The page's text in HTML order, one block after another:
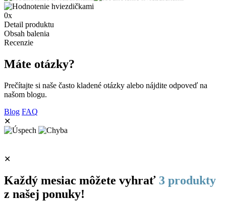
0x
Detail produktu
Obsah balenia
Recenzie
Máte otázky?
Prečítajte si naše často kladené otázky alebo nájdite odpoveď na
našom blogu.
Blog FAQ
✕
✕
Každý mesiac môžete vyhrať 3 produkty
z našej ponuky!